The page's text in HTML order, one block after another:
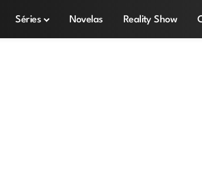
Séries Novelas Reality Show